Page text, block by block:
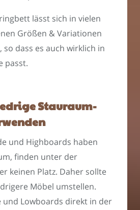
lässt sich in vielen
Größen & Variationen
so dass es auch wirklich in
passt.
Stauraum-
und Highboards haben
finden unter der
keinen Platz. Daher sollte
Möbel umstellen.
und Lowboards direkt in der